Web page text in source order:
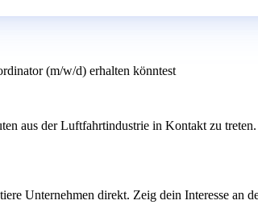
(m/w/d) erhalten könntest
aus der Luftfahrtindustrie in Kontakt zu
Unternehmen direkt. Zeig dein Interesse